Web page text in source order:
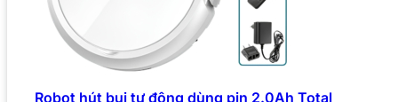
Robot hút bụi tự động dùng pin 2.0Ah Total